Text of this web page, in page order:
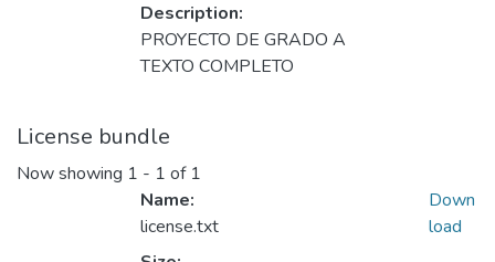
Description:
PROYECTO DE GRADO A
TEXTO COMPLETO
License bundle
Now showing 1 - 1 of 1
Name:
license.txt
Down
load